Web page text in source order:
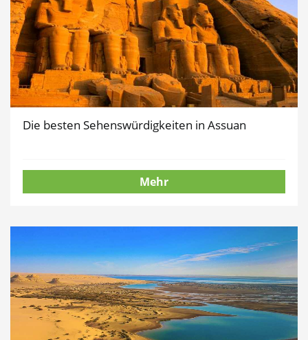
Die besten Sehenswürdigkeiten in Assuan
Mehr